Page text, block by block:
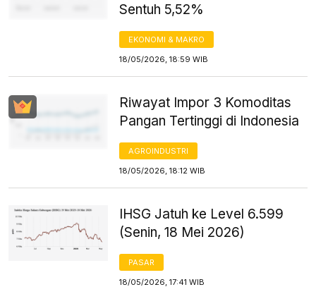
Sentuh 5,52%
EKONOMI & MAKRO
18/05/2026, 18:59 WIB
Riwayat Impor 3 Komoditas
Pangan Tertinggi di Indonesia
AGROINDUSTRI
18/05/2026, 18:12 WIB
IHSG Jatuh ke Level 6.599
(Senin, 18 Mei 2026)
PASAR
18/05/2026, 17:41 WIB